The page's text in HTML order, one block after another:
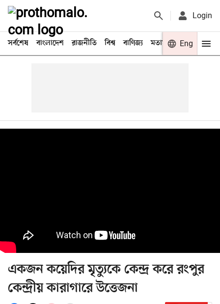
Login
সর্বশেষ বাংলাদেশ রাজনীতি বিশ্ব বাণিজ্য মতামত খেলা
Eng
একজন কয়েদির মৃত্যুকে কেন্দ্র করে রংপুর
কেন্দ্রীয় কারাগারে উত্তেজনা